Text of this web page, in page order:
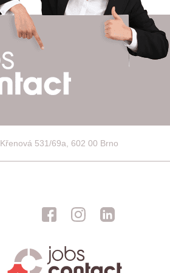
Křenová 531/69a, 602 00 Brno